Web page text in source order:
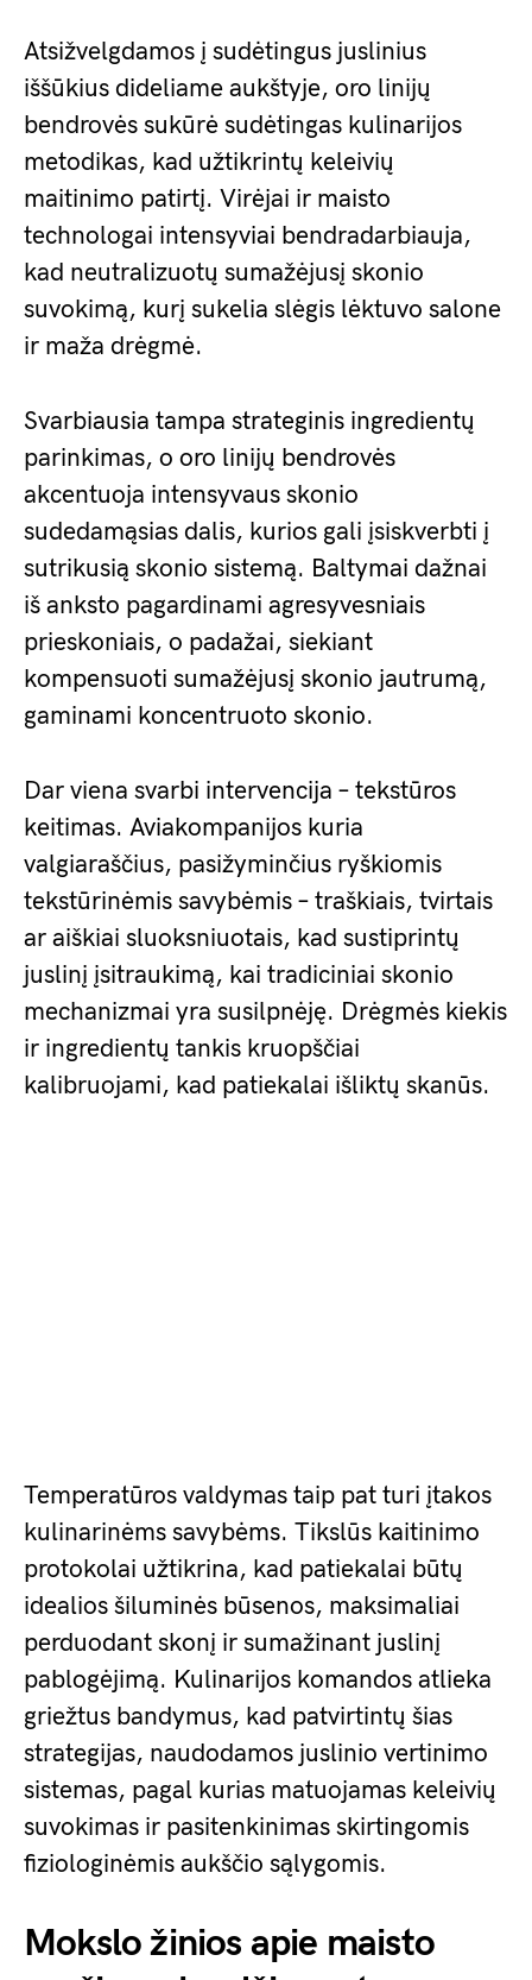
Atsižvelgdamos į sudėtingus juslinius
iššūkius dideliame aukštyje, oro linijų
bendrovės sukūrė sudėtingas kulinarijos
metodikas, kad užtikrintų keleivių
maitinimo patirtį. Virėjai ir maisto
technologai intensyviai bendradarbiauja,
kad neutralizuotų sumažėjusį skonio
suvokimą, kurį sukelia slėgis lėktuvo salone
ir maža drėgmė.
Svarbiausia tampa strateginis ingredientų
parinkimas, o oro linijų bendrovės
akcentuoja intensyvaus skonio
sudedamąsias dalis, kurios gali įsiskverbti į
sutrikusią skonio sistemą. Baltymai dažnai
iš anksto pagardinami agresyvesniais
prieskoniais, o padažai, siekiant
kompensuoti sumažėjusį skonio jautrumą,
gaminami koncentruoto skonio.
Dar viena svarbi intervencija – tekstūros
keitimas. Aviakompanijos kuria
valgiaraščius, pasižyminčius ryškiomis
tekstūrinėmis savybėmis – traškiais, tvirtais
ar aiškiai sluoksniuotais, kad sustiprintų
juslinį įsitraukimą, kai tradiciniai skonio
mechanizmai yra susilpnėję. Drėgmės kiekis
ir ingredientų tankis kruopščiai
kalibruojami, kad patiekalai išliktų skanūs.
Temperatūros valdymas taip pat turi įtakos
kulinarinėms savybėms. Tikslūs kaitinimo
protokolai užtikrina, kad patiekalai būtų
idealios šiluminės būsenos, maksimaliai
perduodant skonį ir sumažinant juslinį
pablogėjimą. Kulinarijos komandos atlieka
griežtus bandymus, kad patvirtintų šias
strategijas, naudodamos juslinio vertinimo
sistemas, pagal kurias matuojamas keleivių
suvokimas ir pasitenkinimas skirtingomis
fiziologinėmis aukščio sąlygomis.
Mokslo žinios apie maisto